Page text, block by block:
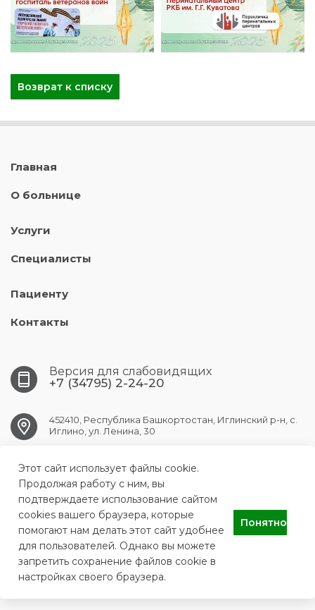
Возврат к списку
Главная
О больнице
Услуги
Специалисты
Пациенту
Контакты
Версия для слабовидящих
+7 (34795) 2-24-20
452410, Республика Башкортостан, Иглинский р-н, с.
Иглино, ул. Ленина, 30
iglino.crb@doctorrb.ru
ГБУЗ РБ Иглинская ЦРБ
Этот сайт использует файлы cookie.
Продолжая работу с ним, вы
подтверждаете использование сайтом
cookies вашего браузера, которые
помогают нам делать этот сайт удобнее
для пользователей. Однако вы можете
запретить сохранение файлов cookie в
настройках своего браузера.
Понятно